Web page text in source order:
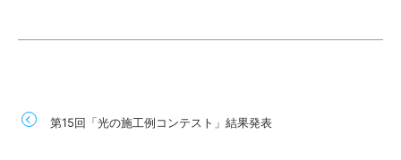
第15回「光の施工例コンテスト」結果発表